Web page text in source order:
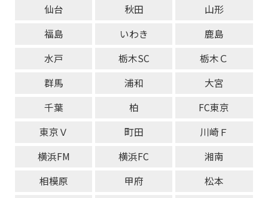
仙台
秋田
山形
福島
いわき
鹿島
水戸
栃木SC
栃木Ｃ
群馬
浦和
大宮
千葉
柏
FC東京
東京Ｖ
町田
川崎Ｆ
横浜FM
横浜FC
湘南
相模原
甲府
松本